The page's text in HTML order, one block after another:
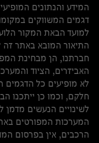
המידע והנתונים
דגמים המשווקים
למועד הבאת המקור
התיאור המובא באתר זה
חברתנו, הן מבחינת
האביזרים, הציוד
לא מופיעים כל הדגמים
חלקם, וכמו כן ייתכנו
לשינויים הנעשים מדמן
המערכות המפורטים
הרכבים, אין בפרסום